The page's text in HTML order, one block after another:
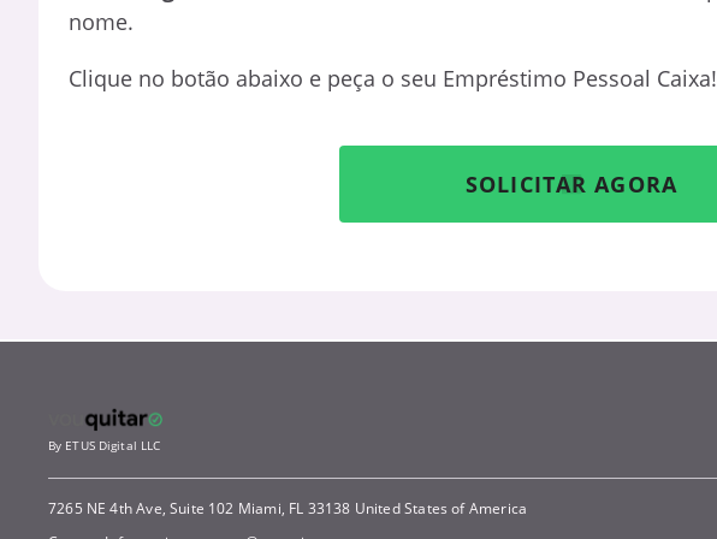
nome.
Clique no botão abaixo e peça o seu Empréstimo Pessoal Caixa!
SOLICITAR AGORA
By ETUS Digital LLC
7265 NE 4th Ave, Suite 102 Miami, FL 33138 United States of America